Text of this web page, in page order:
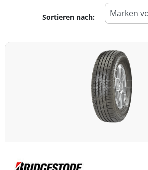
Reifentyp
Alle Arten (106)
Ganzjahresreifen (20)
Pkw (106)
Sortieren nach: